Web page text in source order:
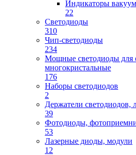
Индикаторы
22
Светодиоды
310
Чип-светодиоды
234
Мощные светодиоды для
многокристальные
176
Наборы светодиодов
2
Держатели светодиодов,
39
Фотодиоды,
53
Лазерные диоды, модули
12